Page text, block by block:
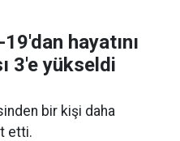
hayatını
3'e yükseldi
bir kişi daha
etti.